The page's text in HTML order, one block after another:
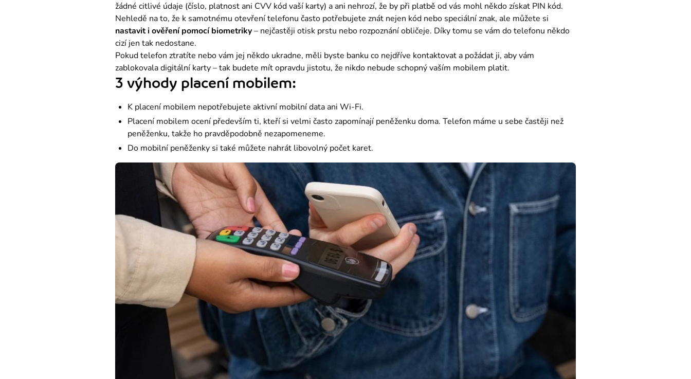
žádné citlivé údaje (číslo, platnost ani CVV kód vaší karty) a ani nehrozí, že by při platbě od vás mohl někdo získat PIN kód.
nastavit i ověření pomocí biometriky – nejčastěji otisk prstu nebo rozpoznání obličeje. Díky tomu se vám do telefonu někdo
cizí jen tak nedostane.
Pokud telefon ztratíte nebo vám jej někdo ukradne, měli byste banku co nejdříve kontaktovat a požádat ji, aby vám
zablokovala digitální karty – tak budete mít opravdu jistotu, že nikdo nebude schopný vaším mobilem platit.
3 výhody placení mobilem:
K placení mobilem nepotřebujete aktivní mobilní data ani Wi-Fi.
Placení mobilem ocení především ti, kteří si velmi často zapomínají peněženku doma. Telefon máme u sebe častěji než
peněženku, takže ho pravděpodobně nezapomeneme.
Do mobilní peněženky si také můžete nahrát libovolný počet karet.